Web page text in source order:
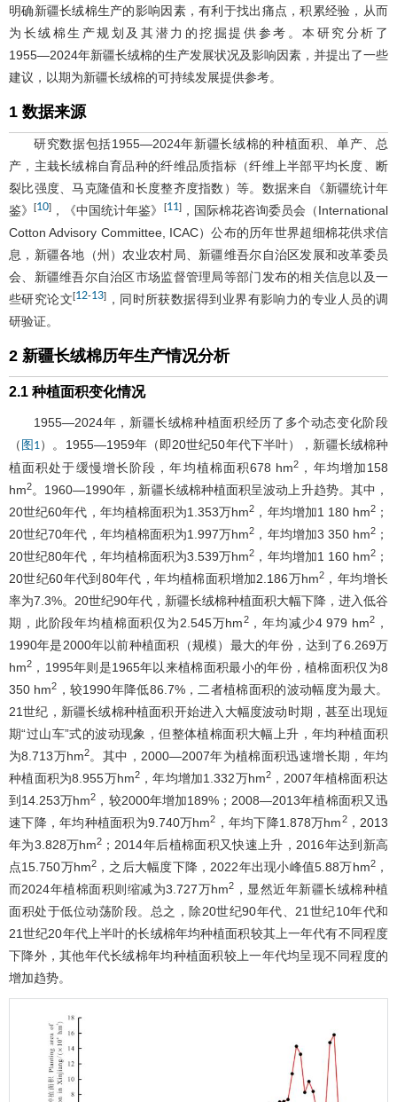
明确新疆长绒棉生产的影响因素，有利于找出痛点，积累经验，从而
为长绒棉生产规划及其潜力的挖掘提供参考。本研究分析了
1955―2024年新疆长绒棉的生产发展状况及影响因素，并提出了一些
建议，以期为新疆长绒棉的可持续发展提供参考。
1 数据来源
研究数据包括1955―2024年新疆长绒棉的种植面积、单产、总
产，主栽长绒棉自育品种的纤维品质指标（纤维上半部平均长度、断
裂比强度、马克隆值和长度整齐度指数）等。数据来自《新疆统计年
鉴》[10] ，《中国统计年鉴》 [11]，国际棉花咨询委员会（International
Cotton Advisory Committee, ICAC）公布的历年世界超细棉花供求信
息，新疆各地（州）农业农村局、新疆维吾尔自治区发展和改革委员
会、新疆维吾尔自治区市场监督管理局等部门发布的相关信息以及一
些研究论文[12-13] ，同时所获数据得到业界有影响力的专业人员的调
研验证。
2 新疆长绒棉历年生产情况分析
2.1 种植面积变化情况
1955―2024年，新疆长绒棉种植面积经历了多个动态变化阶段
（ 图1）。1955―1959年（即20世纪50年代下半叶），新疆长绒棉种
植面积处于缓慢增长阶段，年均植棉面积678 hm2 ，年均增加158
hm2。1960―1990年，新疆长绒棉种植面积呈波动上升趋势。其中，
20世纪60年代，年均植棉面积为1.353万hm2 ，年均增加1 180 hm2 ；
20世纪70年代，年均植棉面积为1.997万hm2 ，年均增加3 350 hm2 ；
20世纪80年代，年均植棉面积为3.539万hm2 ，年均增加1 160 hm2 ；
20世纪60年代到80年代，年均植棉面积增加2.186万hm2 ，年均增长
率为7.3%。20世纪90年代，新疆长绒棉种植面积大幅下降，进入低谷
期，此阶段年均植棉面积仅为2.545万hm2，年均减少4 979 hm2 ，
1990年是2000年以前种植面积（规模）最大的年份，达到了6.269万
hm2 ，1995年则是1965年以来植棉面积最小的年份，植棉面积仅为8
350 hm2 ，较1990年降低86.7%，二者植棉面积的波动幅度为最大。
21世纪，新疆长绒棉种植面积开始进入大幅度波动时期，甚至出现短
期“过山车”式的波动现象，但整体植棉面积大幅上升，年均种植面积
为8.713万hm2。其中，2000―2007年为植棉面积迅速增长期，年均
种植面积为8.955万hm2，年均增加1.332万hm2，2007年植棉面积达
到14.253万hm2 ，较2000年增加189%；2008―2013年植棉面积又迅
速下降，年均种植面积为9.740万hm2 ，年均下降1.878万hm2，2013
年为3.828万hm2 ；2014年后植棉面积又快速上升，2016年达到新高
点15.750万hm2，之后大幅度下降，2022年出现小峰值5.88万hm2，
而2024年植棉面积则缩减为3.727万hm2 ，显然近年新疆长绒棉种植
面积处于低位动荡阶段。总之，除20世纪90年代、21世纪10年代和
21世纪20年代上半叶的长绒棉年均种植面积较其上一年代有不同程度
下降外，其他年代长绒棉年均种植面积较上一年代均呈现不同程度的
增加趋势。